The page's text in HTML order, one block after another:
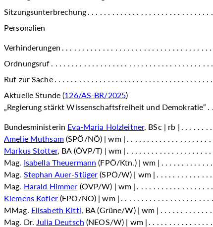
Sitzungsunterbrechung
Personalien
Verhinderungen
Ordnungsruf
Ruf zur Sache
Aktuelle Stunde (126/AS-BR/2025)
„Regierung stärkt Wissenschaftsfreiheit und Demokratie“
Bundesministerin Eva-Maria Holzleitner, BSc | rb |
Amelie Muthsam(SPÖ/NÖ) | wm |
Markus Stotter, BA (ÖVP/T) | wm |
Mag. Isabella Theuermann (FPÖ/Ktn.) | wm |
Mag. Stephan Auer-Stüger (SPÖ/W) | wm |
Mag. Harald Himmer (ÖVP/W) | wm |
Klemens Kofler(FPÖ/NÖ) | wm |
MMag. Elisabeth Kittl, BA (Grüne/W) | wm |
Mag. Dr. Julia Deutsch (NEOS/W) | wm |